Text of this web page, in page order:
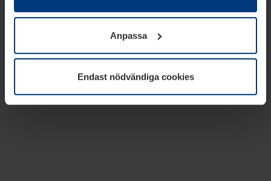
godkännande kan du när som helst ändra eller återkalla i
informationen om kakor underDataskyddsförklaring
vår webbplats.
Anpassa
Endast nödvändiga cookies